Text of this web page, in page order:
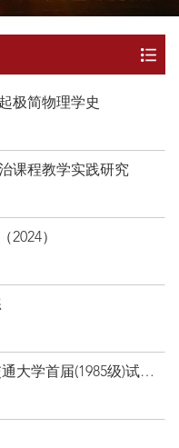
极简物理学史
课程教学实践研究
2024）
大学首届(1985级)试点